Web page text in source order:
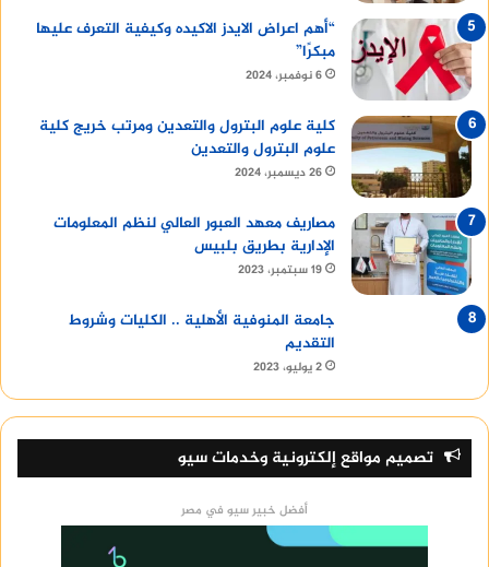
“أهم اعراض الايدز الاكيده وكيفية التعرف عليها
مبكرًا”
6 نوفمبر، 2024
كلية علوم البترول والتعدين ومرتب خريج كلية
علوم البترول والتعدين
26 ديسمبر، 2024
مصاريف معهد العبور العالي لنظم المعلومات
الإدارية بطريق بلبيس
19 سبتمبر، 2023
جامعة المنوفية الأهلية .. الكليات وشروط
التقديم
2 يوليو، 2023
تصميم مواقع إلكترونية وخدمات سيو
أفضل خبير سيو في مصر